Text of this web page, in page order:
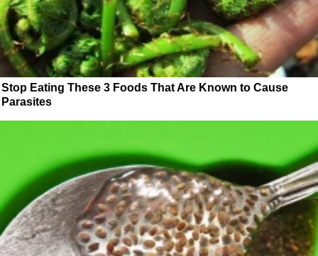
Stop Eating These 3 Foods That Are Known to Cause
Parasites